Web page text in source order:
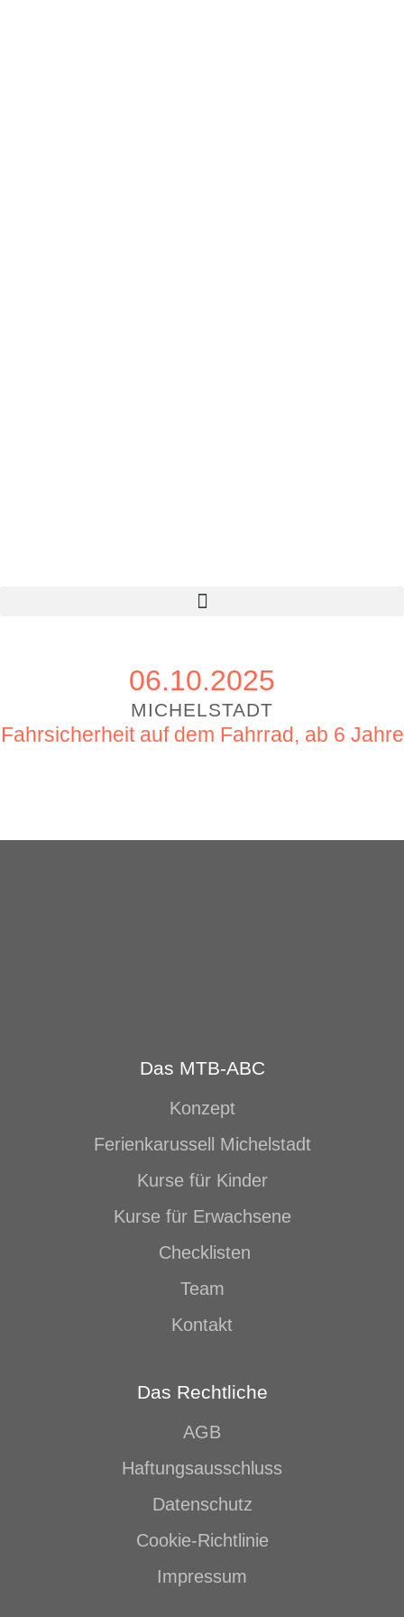
06.10.2025
MICHELSTADT
Fahrsicherheit auf dem Fahrrad, ab 6 Jahre
Das MTB-ABC
Konzept
Ferienkarussell Michelstadt
Kurse für Kinder
Kurse für Erwachsene
Checklisten
Team
Kontakt
Das Rechtliche
AGB
Haftungsausschluss
Datenschutz
Cookie-Richtlinie
Impressum